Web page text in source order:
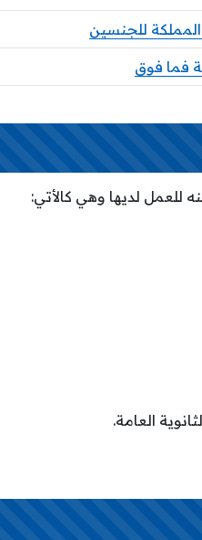
للجنسين
فما فوق
لديها وهي كالأتي:
العامة.